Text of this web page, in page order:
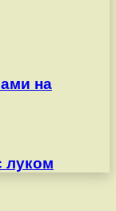
на
луком